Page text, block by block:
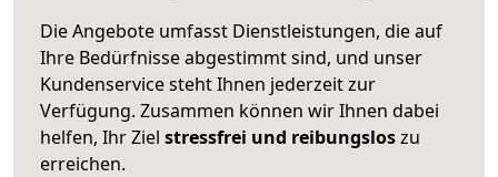
Die Angebote umfasst Dienstleistungen, die auf
Ihre Bedürfnisse abgestimmt sind, und unser
Kundenservice steht Ihnen jederzeit zur
Verfügung. Zusammen können wir Ihnen dabei
helfen, Ihr Ziel stressfrei und reibungsloszu
erreichen.